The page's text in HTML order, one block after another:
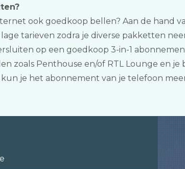
ook goedkoop bellen? Aan de hand
tarieven zodra je diverse pakketten
op een goedkoop 3-in-1
zoals Penthouse en/of RTL Lounge en
je het abonnement van je telefoon